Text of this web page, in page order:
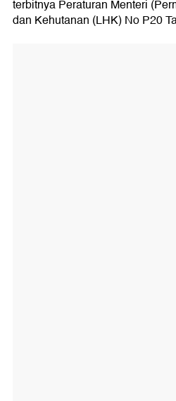
terbitnya Peraturan Menteri
dan Kehutanan (LHK) No P20